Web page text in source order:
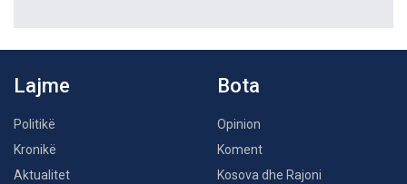
Lajme
Politikë
Kronikë
Aktualitet
Bota
Opinion
Koment
Kosova dhe Rajoni